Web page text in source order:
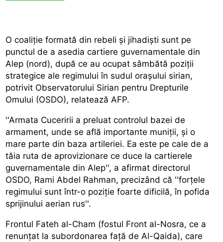
O coaliție formată din rebeli și jihadiști sunt pe
punctul de a asedia cartiere guvernamentale din
Alep (nord), după ce au ocupat sâmbătă poziții
strategice ale regimului în sudul orașului sirian,
potrivit Observatorului Sirian pentru Drepturile
Omului (OSDO), relatează AFP.
''Armata Cuceririi a preluat controlul bazei de
armament, unde se află importante muniții, și o
mare parte din baza artileriei. Ea este pe cale de a
tăia ruta de aprovizionare ce duce la cartierele
guvernamentale din Alep'', a afirmat directorul
OSDO, Rami Abdel Rahman, precizând că ''forțele
regimului sunt într-o poziție foarte dificilă, în pofida
sprijinului aerian rus''.
Frontul Fateh al-Cham (fostul Front al-Nosra, ce a
renunțat la subordonarea față de Al-Qaida), care